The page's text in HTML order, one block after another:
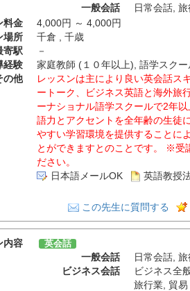
一般会話 日常会話, 旅
料金
4,000円 ～ 4,000円
場所
千倉 , 千歳
寄駅
－
経験
家庭教師 (１０年以上), 語学スク
の他
レッスンは主により良い英会話ス
ートーク、ビジネス英語と海外旅
ーナショナル語学スクールで2年
語力とアクセントを全年齢の生徒
やすい学習環境を提供することに
とができますとのことです。 ※受
ださい。
日本語メールOK
英語教授
この先生に質問する
内容 英会話
一般会話 日常会話, 旅
ビジネス会話
ビジネス全
旅行業, 貿易